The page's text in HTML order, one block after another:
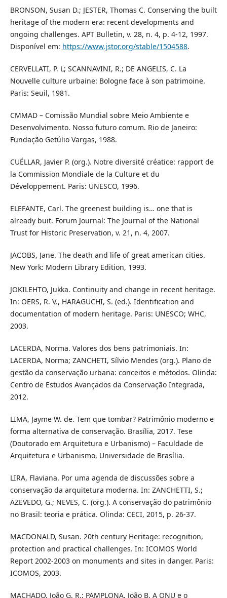
BRONSON, Susan D.; JESTER, Thomas C. Conserving the built
heritage of the modern era: recent developments and
ongoing challenges. APT Bulletin, v. 28, n. 4, p. 4-12, 1997.
Disponível em: https://www.jstor.org/stable/1504588.
CERVELLATI, P. L; SCANNAVINI, R.; DE ANGELIS, C. La
Nouvelle culture urbaine: Bologne face à son patrimoine.
Paris: Seuil, 1981.
CMMAD – Comissão Mundial sobre Meio Ambiente e
Desenvolvimento. Nosso futuro comum. Rio de Janeiro:
Fundação Getúlio Vargas, 1988.
CUÉLLAR, Javier P. (org.). Notre diversité créatice: rapport de
la Commission Mondiale de la Culture et du
Développement. Paris: UNESCO, 1996.
ELEFANTE, Carl. The greenest building is… one that is
already buit. Forum Journal: The Journal of the National
Trust for Historic Preservation, v. 21, n. 4, 2007.
JACOBS, Jane. The death and life of great american cities.
New York: Modern Library Edition, 1993.
JOKILEHTO, Jukka. Continuity and change in recent heritage.
In: OERS, R. V., HARAGUCHI, S. (ed.). Identification and
documentation of modern heritage. Paris: UNESCO; WHC,
2003.
LACERDA, Norma. Valores dos bens patrimoniais. In:
LACERDA, Norma; ZANCHETI, Sílvio Mendes (org.). Plano de
gestão da conservação urbana: conceitos e métodos. Olinda:
Centro de Estudos Avançados da Conservação Integrada,
2012.
LIMA, Jayme W. de. Tem que tombar? Patrimônio moderno e
forma alternativa de conservação. Brasília, 2017. Tese
(Doutorado em Arquitetura e Urbanismo) – Faculdade de
Arquitetura e Urbanismo, Universidade de Brasília.
LIRA, Flaviana. Por uma agenda de discussões sobre a
conservação da arquitetura moderna. In: ZANCHETTI, S.;
AZEVEDO, G.; NEVES, C. (org.). A conservação do patrimônio
no Brasil: teoria e prática. Olinda: CECI, 2015, p. 26-37.
MACDONALD, Susan. 20th century Heritage: recognition,
protection and practical challenges. In: ICOMOS World
Report 2002-2003 on monuments and sites in danger. Paris:
ICOMOS, 2003.
MACHADO, João G. R.; PAMPLONA, João B. A ONU e o